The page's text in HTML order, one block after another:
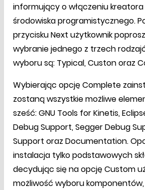
informujący o włączeniu
środowiska programistycznego.
przycisku Next użytkownik
wybranie jednego z trzech
wyboru są: Typical, Custon oraz
Wybierając opcję Complete
zostaną wszystkie możliwe
sześć: GNU Tools for Kinetis,
Debug Support, Segger Debug
Support oraz Documentation.
instalacja tylko podstawowych
decydując się na opcję Custom
możliwość wyboru